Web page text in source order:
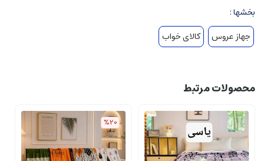
بخشها :
جهاز عروس
کالای خواب
محصولات مرتبط
%20